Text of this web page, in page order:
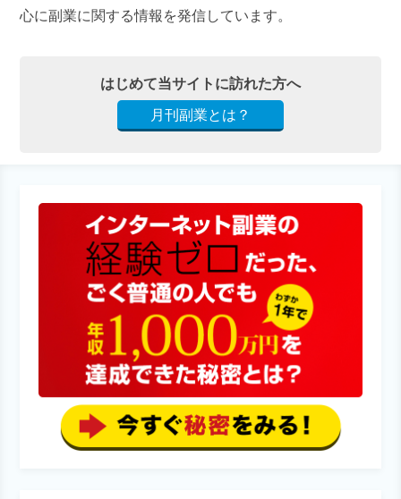
心に副業に関する情報を発信しています。
はじめて当サイトに訪れた方へ
月刊副業とは？